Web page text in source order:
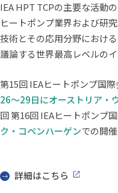
IEA HPT TCPの主要な活動
ヒートポンプ業界および研
技術とその応用分野におけ
議論する世界最高レベルのイ
第15回 IEAヒートポンプ国
26～29日にオーストリア・
回 第16回 IEAヒートポンプ
ク・コペンハーゲンでの開
詳細はこちら